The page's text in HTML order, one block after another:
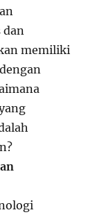
dan
memiliki